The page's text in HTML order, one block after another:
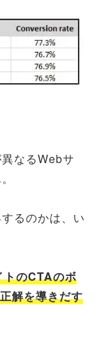
なるWebサ
るのかは、い
トのCTAのボ
解を導きだす